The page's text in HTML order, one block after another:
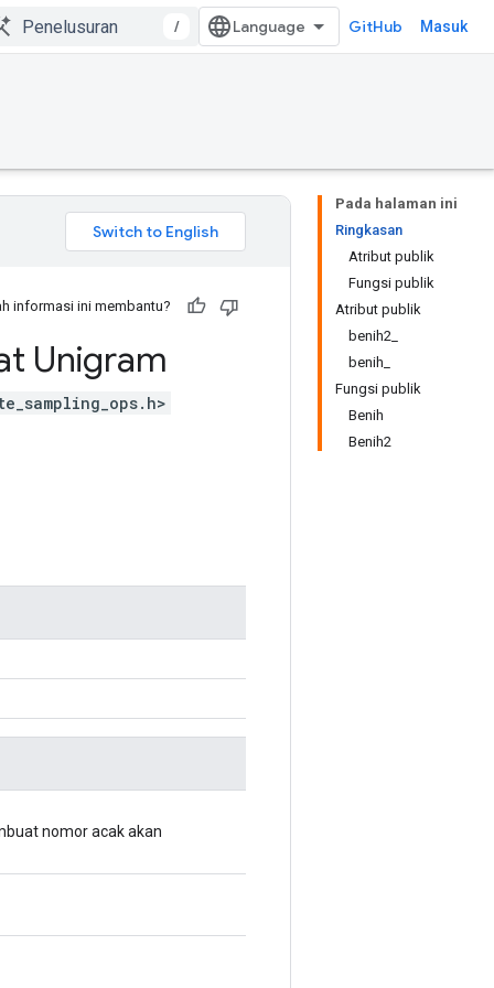
/ GitHub Masuk
Pada halaman ini
Ringkasan
Atribut publik
Fungsi publik
Atribut publik
benih2_
benih_
Fungsi publik
Benih
Benih2
informasi ini membantu?
Unigram
nomor acak akan